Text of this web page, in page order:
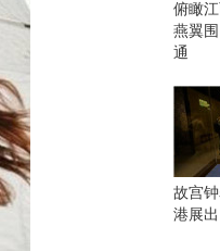
俯瞰
燕翼
通
故宫
港展出